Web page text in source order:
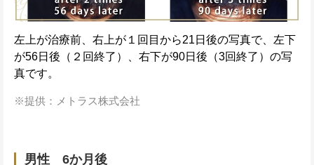
左上が治療前、右上が１回目から21日後の写真で、左下
が56日後（２回終了）、右下が90日後（3回終了）の写
真です。
提供：メトラス株式会社
男性 6か月後